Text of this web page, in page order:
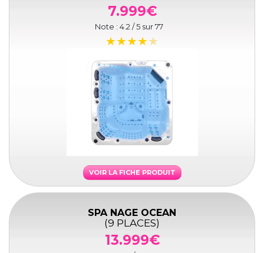
7.999€
Note : 4.2 / 5 sur77
VOIR LA FICHE PRODUIT
SPA NAGE OCEAN
(9 PLACES)
13.999€